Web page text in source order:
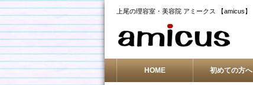
上尾の理容室・美容院 アミークス 【amicus】
HOME 初めての方へ